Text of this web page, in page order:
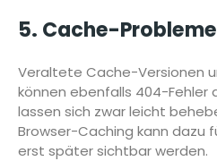
5. Cache-
Veraltete Cache-Versionen
können ebenfalls 404-Fehler
lassen sich zwar leicht
Browser-Caching kann dazu
erst später sichtbar werden.